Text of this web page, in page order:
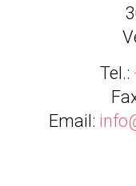
Tel.:
Email: